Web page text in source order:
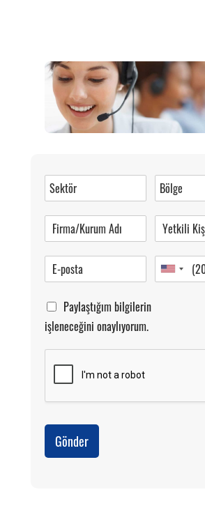
0 (216) 462 49 34
Pazartesi-Cumartesi 09.00-20.00
Paylaştığım bilgilerin
işleneceğini onaylıyorum.
Gönder